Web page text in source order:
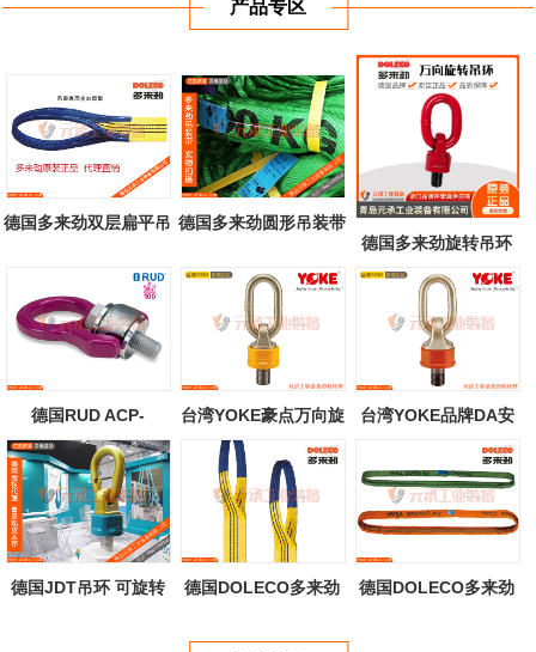
扣等，以上进口...[查看详情]产品专区
德国多来劲双层扁平吊 德国多来劲圆形吊装带
德国多来劲旋转吊环
80级可定制
德国RUD ACP-
TURNADO吊环 路德
A...
台湾YOKE豪点万向旋
转吊环公制螺...
台湾YOKE品牌DA安
全万向旋转吊环...
德国JDT吊环 可旋转
德国DOLECO多来劲
德国DOLECO多来劲